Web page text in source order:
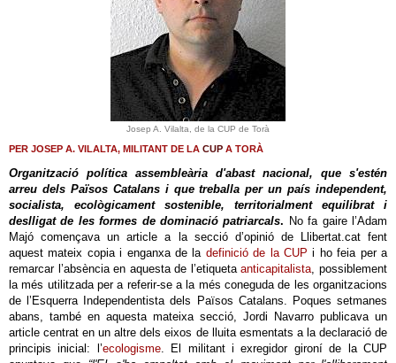
Josep A. Vilalta, de la CUP de Torà
PER JOSEP A. VILALTA, MILITANT DE LA CUP A TORÀ
Organització política assembleària d'abast nacional, que s'estén
arreu dels Països Catalans i que treballa per un país independent,
socialista, ecològicament sostenible, territorialment equilibrat i
deslligat de les formes de dominació patriarcals. No fa gaire l’Adam
Majó començava un article a la secció d’opinió de Llibertat.cat fent
aquest mateix copia i enganxa de la definició de la CUP i ho feia per a
remarcar l’absència en aquesta de l’etiquetaanticapitalista, possiblement
la més utilitzada per a referir-se a la més coneguda de les organitzacions
de l’Esquerra Independentista dels Països Catalans. Poques setmanes
abans, també en aquesta mateixa secció, Jordi Navarro publicava un
article centrat en un altre dels eixos de lluita esmentats a la declaració de
principis inicial: l’ecologisme. El militant i exregidor gironí de la CUP